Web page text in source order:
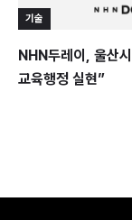
기술
NHN두레이, 울산
교육행정 실현”